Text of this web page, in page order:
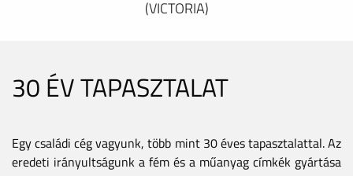
(VICTORIA)
30 ÉV TAPASZTALAT
Egy családi cég vagyunk, több mint 30 éves tapasztalattal. Az
eredeti irányultságunk a fém és a műanyag címkék gyártása